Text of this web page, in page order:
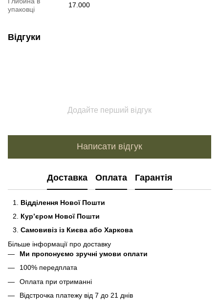
упаковці
17.000
Відгуки
Додайте перший відгук
Написати відгук
Доставка Оплата Гарантія
Відділення Нової Пошти
Кур’єром Нової Пошти
Самовивіз із Києва або Харкова
Більше інформації про доставку
Ми пропонуємо зручні умови оплати
100% передплата
Оплата при отриманні
Відстрочка платежу від 7 до 21 днів